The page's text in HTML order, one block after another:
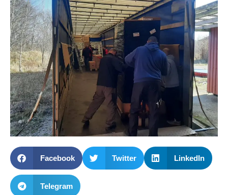
Facebook Twitter LinkedIn
Telegram